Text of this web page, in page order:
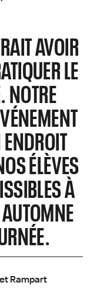
AVOIR
LE
NOTRE
ÉLÈVES
À
Rampart